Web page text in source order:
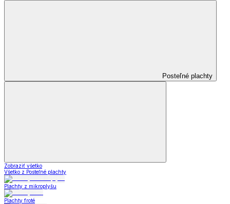
Posteľné plachty
Zobraziť všetko
Všetko z Posteľné plachty
Plachty z mikroplyšu
Plachty froté